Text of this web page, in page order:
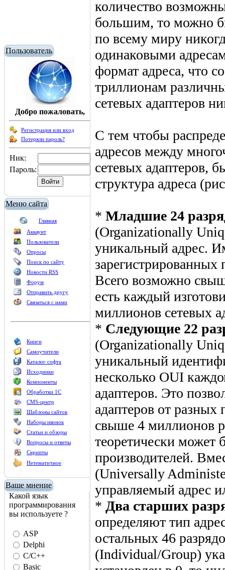
Пользователь
Добро пожаловать,
Регистрация или вход
Потеряли пароль?
Ник:
Пароль:
Меню сайта
Главная
Аккаунт
Пользователи
Опросы
Поиск по сайту
Новости RSS
Форум
Отправить другу
Связаться с нами
Книги
Самоучители
Каталог софта
Исходники
Компоненты
Обработки 1С
CMS-центр
Шаблоны сайтов
Наборы иконок
Статьи и обзоры
Вопросы и ответы
Скрипты
Нетематичное
Ваше мнение
Какой язык
программирования
вы используете ?
ASP
Delphi
C/C++
Basic
количество
большим, то можно
по всему миру
одинаковыми
формат адреса, что
триллионам
сетевых адаптеров
С тем чтобы
адресов между
сетевых адаптеров,
структура адреса
* Младшие 24
(Organizationally
уникальный адрес.
зарегистрированных
Всего возможно
есть каждый
миллионов сетевых
* Следующие 22
(Organizationally
уникальный
несколько OUI
адаптеров. Это
адаптеров от разных
свыше 4 миллионов
теоретически может
производителей.
(Universally
управляемый адрес
* Два старших
определяют тип
остальных 46
(Individual/Group)